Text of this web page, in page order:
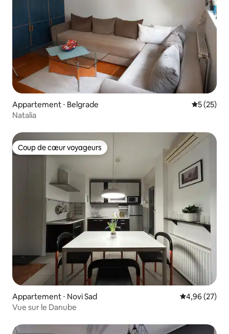
Appartement ⋅ Belgrade
5 (25)
Natalia
Coup de cœur voyageurs
Coup de cœur voyageurs
Appartement ⋅ Novi Sad Évaluation
4,96 (27)
Vue sur le Danube